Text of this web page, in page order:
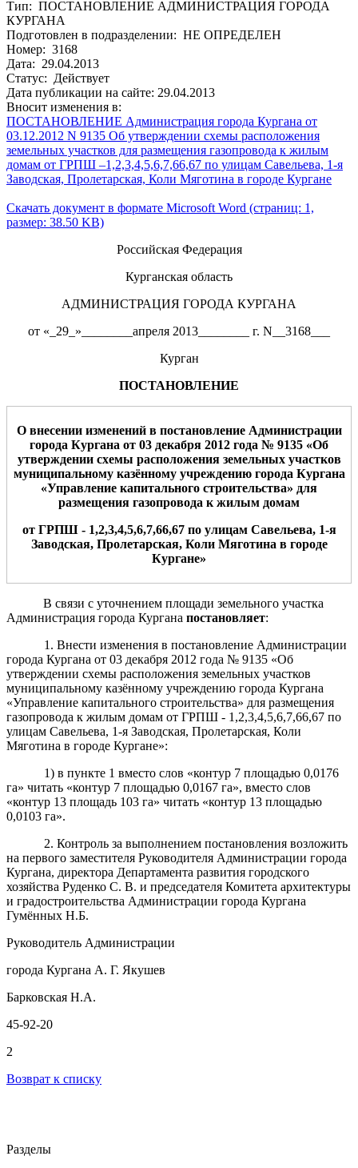
Тип: ПОСТАНОВЛЕНИЕ АДМИНИСТРАЦИЯ ГОРОДА
КУРГАНА
Подготовлен в подразделении: НЕ ОПРЕДЕЛЕН
Номер: 3168
Дата: 29.04.2013
Статус: Действует
Дата публикации на сайте: 29.04.2013
Вносит изменения в:
ПОСТАНОВЛЕНИЕ Администрация города Кургана от
03.12.2012 N 9135 Об утверждении схемы расположения
земельных участков для размещения газопровода к жилым
домам от ГРПШ –1,2,3,4,5,6,7,66,67 по улицам Савельева, 1-я
Заводская, Пролетарская, Коли Мяготина в городе Кургане
Скачать документ в формате Microsoft Word (страниц: 1,
размер: 38.50 KB)
Российская Федерация
Курганская область
АДМИНИСТРАЦИЯ ГОРОДА КУРГАНА
от «_29_»________апреля 2013________ г. N__3168___
Курган
ПОСТАНОВЛЕНИЕ
О внесении изменений в постановление Администрации
города Кургана от 03 декабря 2012 года № 9135 «Об
утверждении схемы расположения земельныхучастков
муниципальному казённому учреждению города Кургана
«Управление капитального строительства» для
размещения газопровода к жилым домам
от ГРПШ - 1,2,3,4,5,6,7,66,67по улицам Савельева, 1-я
Заводская, Пролетарская, Коли Мяготина в городе
Кургане»
В связи с уточнением площади земельного участка
Администрация города Кургана постановляет:
1. Внести изменения в постановление Администрации
города Кургана от 03 декабря 2012 года № 9135 «Об
утверждении схемы расположения земельных участков
муниципальному казённому учреждению города Кургана
«Управление капитального строительства» для размещения
газопровода к жилым домам от ГРПШ - 1,2,3,4,5,6,7,66,67 по
улицам Савельева, 1-я Заводская, Пролетарская, Коли
Мяготина в городе Кургане»:
1) в пункте 1 вместо слов «контур 7 площадью 0,0176
га» читать «контур 7 площадью 0,0167 га», вместо слов
«контур 13 площадь 103 га» читать «контур 13 площадью
0,0103 га».
2. Контроль за выполнением постановления возложить
на первого заместителя Руководителя Администрации города
Кургана, директора Департамента развития городского
хозяйства Руденко С. В. и председателя Комитета архитектуры
и градостроительства Администрации города Кургана
Гумённых Н.Б.
Руководитель Администрации
города Кургана А. Г. Якушев
Барковская Н.А.
45-92-20
2
Возврат к списку
Разделы